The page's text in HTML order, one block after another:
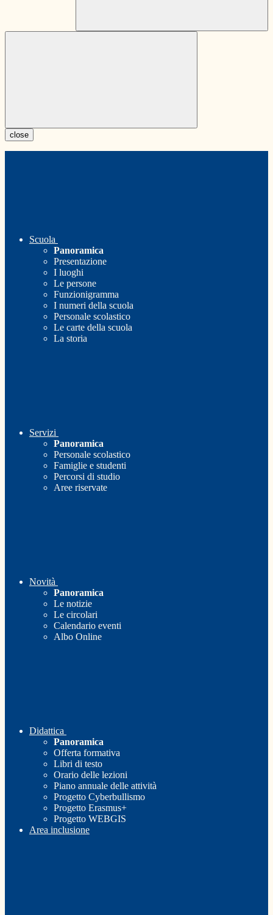
close
Scuola
Panoramica
Presentazione
I luoghi
Le persone
Funzionigramma
I numeri della scuola
Personale scolastico
Le carte della scuola
La storia
Servizi
Panoramica
Personale scolastico
Famiglie e studenti
Percorsi di studio
Aree riservate
Novità
Panoramica
Le notizie
Le circolari
Calendario eventi
Albo Online
Didattica
Panoramica
Offerta formativa
Libri di testo
Orario delle lezioni
Piano annuale delle attività
Progetto Cyberbullismo
Progetto Erasmus+
Progetto WEBGIS
Area inclusione